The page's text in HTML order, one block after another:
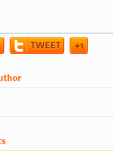
TWEET +1